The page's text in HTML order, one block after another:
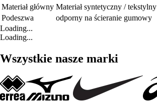
Materiał główny Materiał syntetyczny / tekstylny
Podeszwa
odporny na ścieranie gumowy
Loading...
Loading...
Wszystkie nasze marki